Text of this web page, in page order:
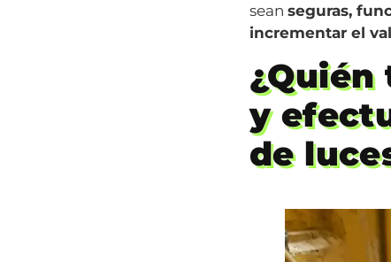
sean seguras,
incrementar el
y
de